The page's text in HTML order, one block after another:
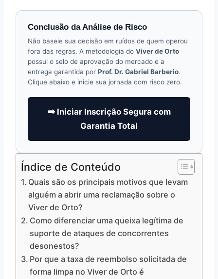
Conclusão da Análise de Risco
Não baseie sua decisão em ruídos de quem operou
fora das regras. A metodologia do Viver de Orto
possui o selo de aprovação do mercado e a
entrega garantida por Prof. Dr. Gabriel Barberio.
Clique abaixo e inicie sua jornada com risco zero.
➡️ Iniciar Inscrição Segura com
Garantia Total
Índice de Conteúdo
Quais são os principais motivos que levam
alguém a abrir uma reclamação sobre o
Viver de Orto?
Como diferenciar uma queixa legítima de
suporte de ataques de concorrentes
desonestos?
Por que a taxa de reembolso solicitada de
forma limpa no Viver de Orto é